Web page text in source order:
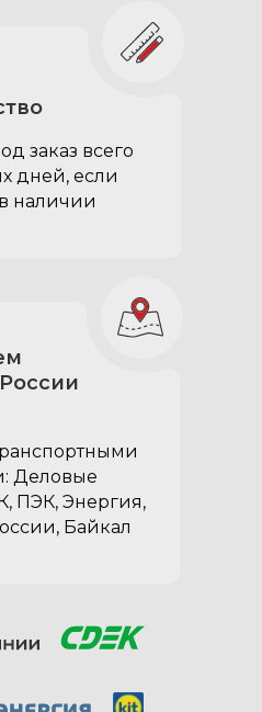
ящиков‎:
до 50кг,
в
Деловые
ПЭК, Энергия,
Байкал
заказ всего
дней, если
наличии